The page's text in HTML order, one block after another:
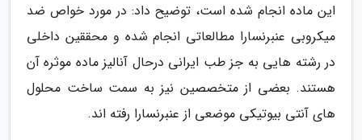
این ماده انجام شده است، توضیح داد: در مورد خواص ضد
میکروبی عنبرنسارا مطالعاتی انجام شده و محققین داخلی
در رشته هایی به جز طب ایرانی درحال آنالیز ماده موثره آن
هستند. بعضی از متخصصین نیز به سمت ساخت محلول
های آنتی بیوتیکی موضعی از عنبرنسارا رفته اند.